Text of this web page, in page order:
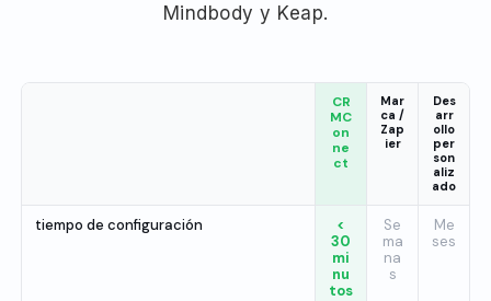
Mindbody y Keap.
CR
MC
on
ne
ct
Mar
ca /
Zap
ier
Des
arr
ollo
per
son
aliz
ado
tiempo de configuración
<
30
mi
nu
tos
Se
ma
na
s
Me
ses